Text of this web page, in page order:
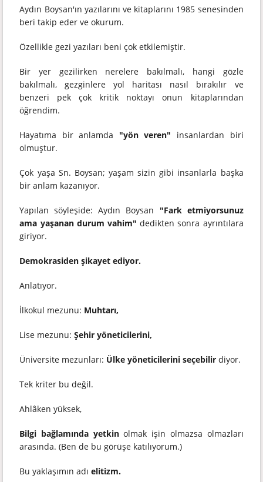
Aydın Boysan'ın yazılarını ve kitaplarını 1985 senesinden
beri takip eder ve okurum.
Özellikle gezi yazıları beni çok etkilemiştir.
Bir yer gezilirken nerelere bakılmalı, hangi gözle
bakılmalı, gezginlere yol haritası nasıl bırakılır ve
benzeri pek çok kritik noktayı onun kitaplarından
öğrendim.
Hayatıma bir anlamda "yön veren" insanlardan biri
olmuştur.
Çok yaşa Sn. Boysan; yaşam sizin gibi insanlarla başka
bir anlam kazanıyor.
Yapılan söyleşide: Aydın Boysan "Fark etmiyorsunuz
ama yaşanan durum vahim" dedikten sonra ayrıntılara
giriyor.
Demokrasiden şikayet ediyor.
Anlatıyor.
İlkokul mezunu: Muhtarı,
Lise mezunu:Şehir yöneticilerini,
Üniversite mezunları: Ülke yöneticilerini seçebilir diyor.
Tek kriter bu değil.
Ahlâken yüksek,
Bilgi bağlamında yetkinolmak işin olmazsa olmazları
arasında. (Ben de bu görüşe katılıyorum.)
Bu yaklaşımın adıelitizm.